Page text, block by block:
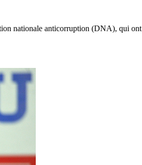
nationale anticorruption (DNA), qui